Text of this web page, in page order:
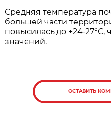
Средняя температура
большей части
повысилась до +24-
значений.
ОСТАВИТЬ